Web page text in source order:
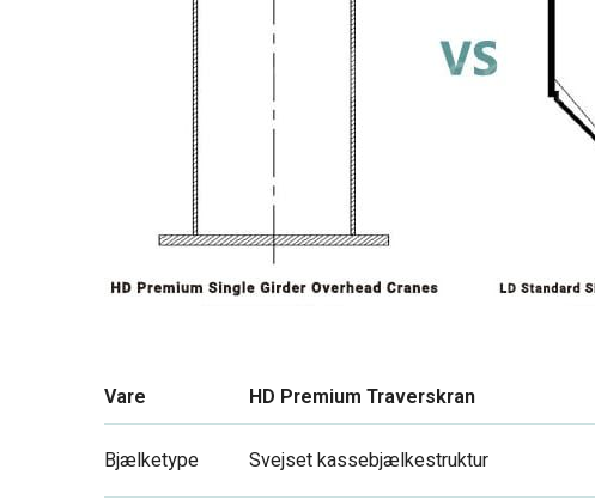
Vare HD Premium Traverskran
Bjælketype Svejset kassebjælkestruktur